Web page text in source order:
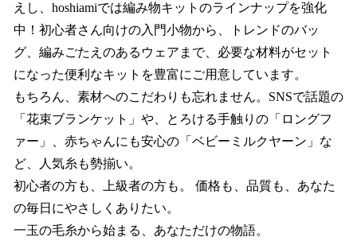
えし、hoshiamiでは編み物キットのラインナップを強化
中！初心者さん向けの入門小物から、トレンドのバッ
グ、編みごたえのあるウェアまで、必要な材料がセット
になった便利なキットを豊富にご用意しています。
もちろん、素材へのこだわりも忘れません。SNSで話題の
「花束ブランケット」や、とろける手触りの「ロングフ
ァー」、赤ちゃんにも安心の「ベビーミルクヤーン」な
ど、人気糸も勢揃い。
初心者の方も、上級者の方も。 価格も、品質も、あなた
の毎日にやさしくありたい。
一玉の毛糸から始まる、あなただけの物語。